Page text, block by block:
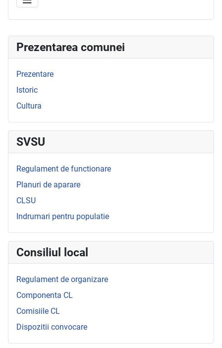
Prezentarea comunei
Prezentare
Istoric
Cultura
SVSU
Regulament de functionare
Planuri de aparare
CLSU
Indrumari pentru populatie
Consiliul local
Regulament de organizare
Componenta CL
Comisiile CL
Dispozitii convocare